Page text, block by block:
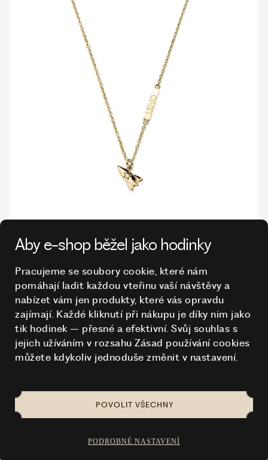
VYPRODANÉ
1 010 Kč 1 260 Kč
Aby e-shop běžel jako hodinky
Pracujeme se soubory cookie, které nám
pomáhají ladit každou vteřinu vaší návštěvy a
nabízet vám jen produkty, které vás opravdu
zajímají. Každé kliknutí při nákupu je díky nim jako
tik hodinek – přesné a efektivní. Svůj souhlas s
jejich užíváním v rozsahu Zásad používání cookies
můžete kdykoliv jednoduše změnit v nastavení.
POVOLIT VŠECHNY
PODROBNÉ NASTAVENÍ